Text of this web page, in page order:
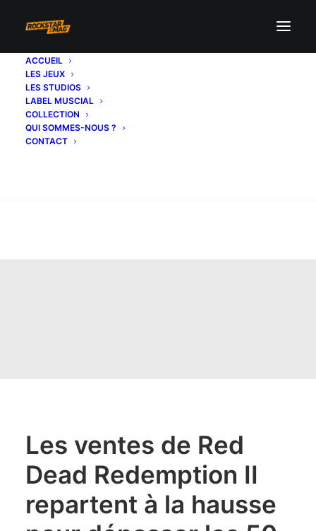
ACCUEIL
LES JEUX
LES STUDIOS
LABEL MUSCIAL
COLLECTION
QUI SOMMES-NOUS ?
CONTACT
Les ventes de Red
Dead Redemption II
repartent à la hausse